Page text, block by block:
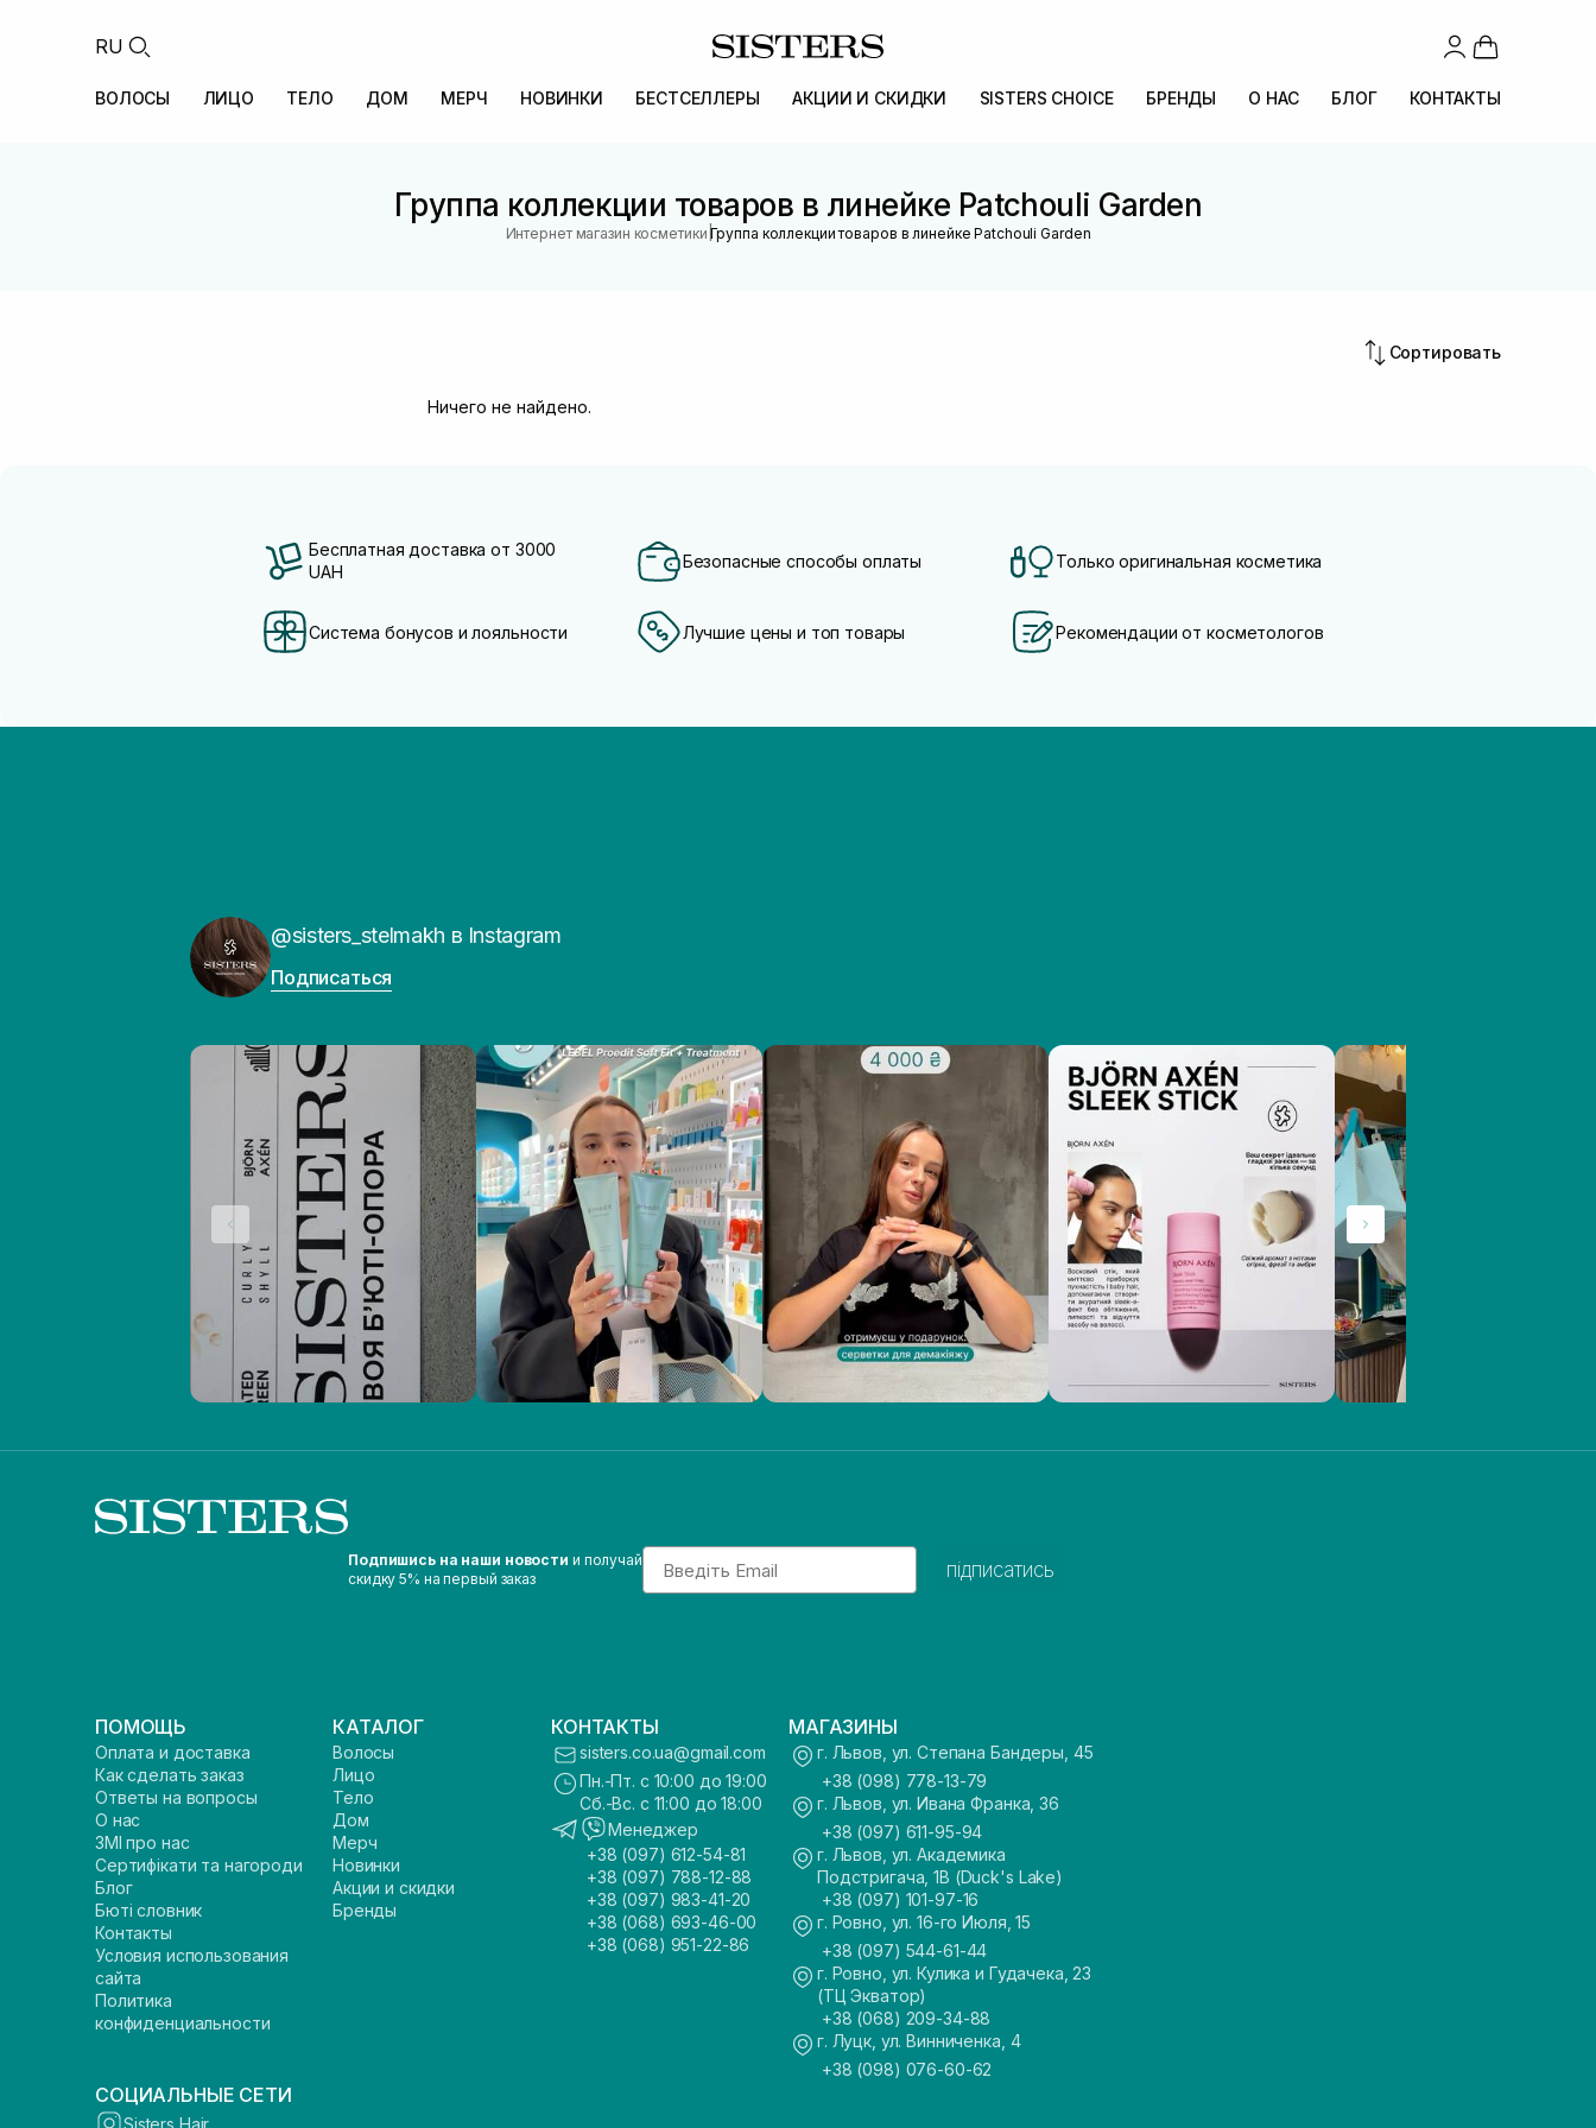
RU
ВОЛОСЫ ЛИЦО ТЕЛО ДОМ МЕРЧ НОВИНКИ БЕСТСЕЛЛЕРЫ АКЦИИ И СКИДКИ SISTERS CHOICE БРЕНДЫ О НАС БЛОГ КОНТАКТЫ
Группа коллекции товаров в линейке Patchouli Garden
Интернет магазин косметики |Группа коллекции товаров в линейке Patchouli Garden
Сортировать
Ничего не найдено.
Бесплатная доставка от 3000
UAH
Безопасные способы оплаты Только оригинальная косметика
Система бонусов и лояльности Лучшие цены и топ товары Рекомендации от косметологов
@sisters_stelmakh в Instagram
Подписаться
Подпишись на наши новости и получай
скидку 5% на первый заказ
Email
підписатись
ПОМОЩЬ
Оплата и доставка
Как сделать заказ
Ответы на вопросы
О нас
ЗМІ про нас
Сертифікати та нагороди
Блог
Бюті словник
Контакты
Условия использования
сайта
Политика
конфиденциальности
КАТАЛОГ
Волосы
Лицо
Тело
Дом
Мерч
Новинки
Акции и скидки
Бренды
КОНТАКТЫ
sisters.co.ua@gmail.com
Пн.-Пт. с 10:00 до 19:00
Сб.-Вс. с 11:00 до 18:00
Менеджер
+38 (097) 612-54-81
+38 (097) 788-12-88
+38 (097) 983-41-20
+38 (068) 693-46-00
+38 (068) 951-22-86
МАГАЗИНЫ
г. Львов, ул. Степана Бандеры, 45
+38 (098) 778-13-79
г. Львов, ул. Ивана Франка, 36
+38 (097) 611-95-94
г. Львов, ул. Академика
Подстригача, 1В (Duck's Lake)
+38 (097) 101-97-16
г. Ровно, ул. 16-го Июля, 15
+38 (097) 544-61-44
г. Ровно, ул. Кулика и Гудачека, 23
(ТЦ Экватор)
+38 (068) 209-34-88
г. Луцк, ул. Винниченка, 4
+38 (098) 076-60-62
СОЦИАЛЬНЫЕ СЕТИ
Sisters Hair